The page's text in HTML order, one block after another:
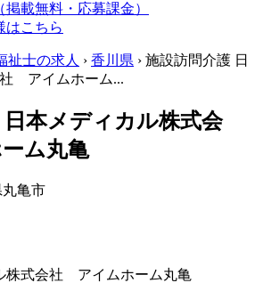
載無料・応募課金）
はこちら
祉士の求人 › 香川県 › 施設訪問介護 日
アイムホーム...
本メディカル株式会
ム丸亀
亀市
株式会社 アイムホーム丸亀